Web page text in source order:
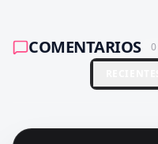
COMENTARIOS 0